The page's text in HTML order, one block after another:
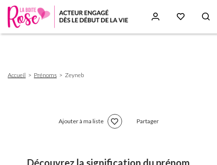
d'Ariane
Accueil Prénoms Zeyneb
Ajouter à ma liste Partager
Découvrez la signification du prénom